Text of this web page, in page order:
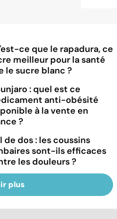
ce que le rapadura, ce
meilleur pour la santé
le sucre blanc ?
: quel est ce
anti-obésité
à la vente en
?
de dos : les coussins
sont-ils efficaces
les douleurs ?
plus